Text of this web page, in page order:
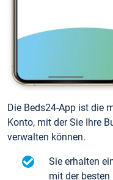
Die Beds24-App ist die
Konto, mit der Sie Ihre
verwalten können.
Sie erhalten
mit der